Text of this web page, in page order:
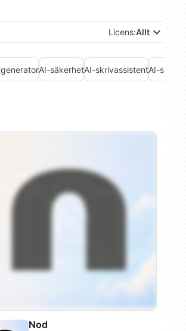
Licens:Allt
AI-säkerhetAI-skrivassistentAI-sökning
Nod